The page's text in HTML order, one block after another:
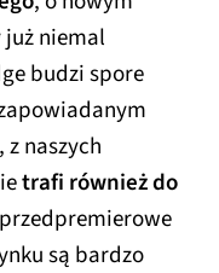
niemal
budzi spore
naszych
trafi również do
są bardzo